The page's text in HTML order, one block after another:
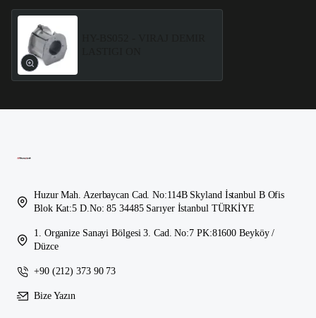
Huzur Mah. Azerbaycan Cad. No:114B Skyland İstanbul B Ofis
Blok Kat:5 D.No: 85 34485 Sarıyer İstanbul TÜRKİYE
1. Organize Sanayi Bölgesi 3. Cad. No:7 PK:81600 Beyköy /
Düzce
+90 (212) 373 90 73
Bize Yazın